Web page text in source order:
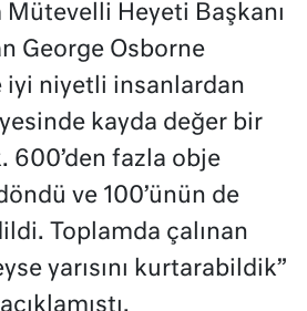
Heyeti Başkanı
George Osborne
iyi niyetli insanlardan
kayda değer bir
600’den fazla obje
ve 100’ünün de
Toplamda çalınan
yarısını kurtarabildik”